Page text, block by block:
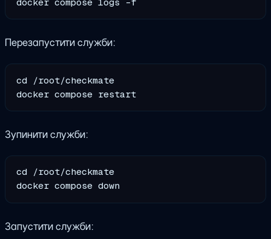
Перезапустити служби:
cd /root/checkmate
Зупинити служби:
cd /root/checkmate
Запустити служби: